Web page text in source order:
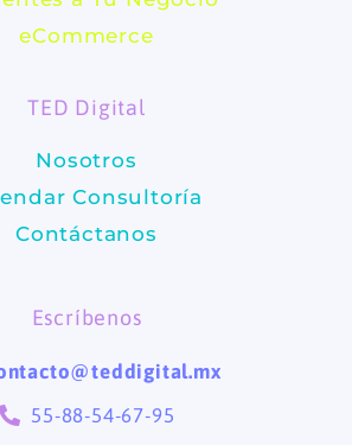
b
o
k
a
r
a
m
eCommerce
TED Digital
Nosotros
Consultoría
Contáctanos
Escríbenos
55-88-54-67-95